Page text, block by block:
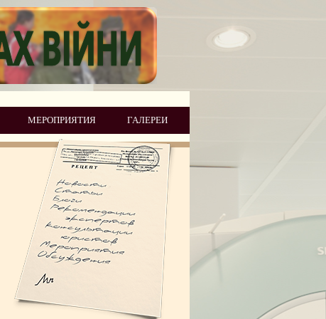
МЕРОПРИЯТИЯ ГАЛЕРЕИ